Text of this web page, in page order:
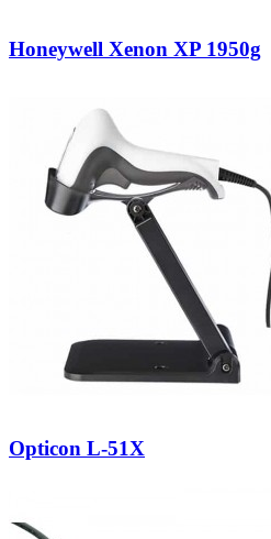
Honeywell Xenon XP 1950g
Opticon L-51X